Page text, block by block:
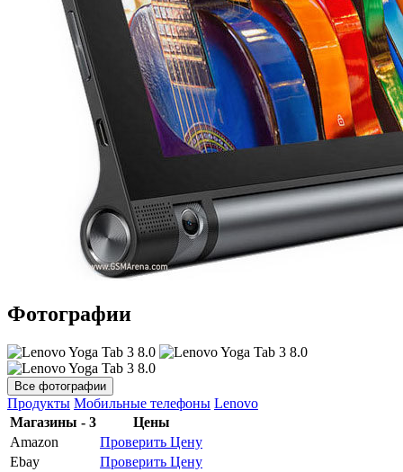
Фотографии
Все фотографии
Продукты Мобильные телефоны Lenovo
Магазины - 3
Цены
Amazon
Проверить Цену
Ebay
Проверить Цену